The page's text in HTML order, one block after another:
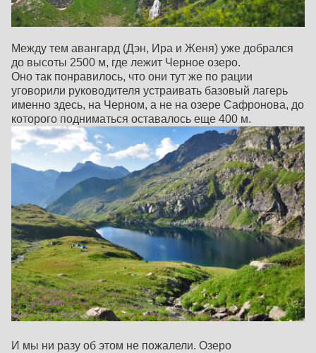
Между тем авангард (Дэн, Ира и Женя) уже добрался
до высоты 2500 м, где лежит Черное озеро.
Оно так понравилось, что они тут же по рации
уговорили руководителя устраивать базовый лагерь
именно здесь, на Черном, а не на озере Сафронова, до
которого подниматься оставалось еще 400 м.
И мы ни разу об этом не пожалели. Озеро